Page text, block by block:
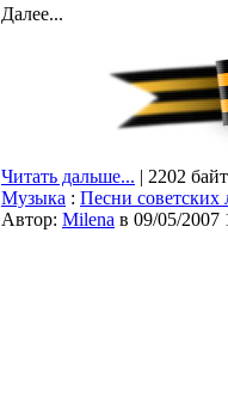
Далее...
Читать дальше... | 2202 байт
Музыка : Песни советских
Автор: Milena в 09/05/2007